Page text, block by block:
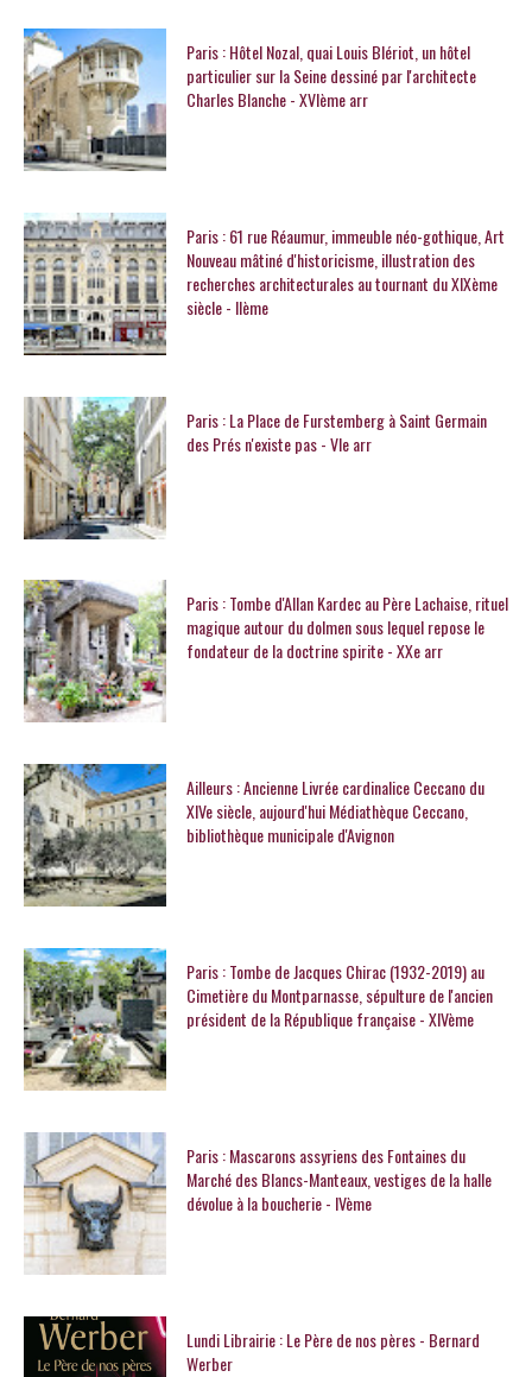
Paris : Hôtel Nozal, quai Louis Blériot, un hôtel
particulier sur la Seine dessiné par l'architecte
Charles Blanche - XVIème arr
Paris : 61 rue Réaumur, immeuble néo-gothique, Art
Nouveau mâtiné d'historicisme, illustration des
recherches architecturales au tournant du XIXème
siècle - IIème
Paris : La Place de Furstemberg à Saint Germain
des Prés n'existe pas - VIe arr
Paris : Tombe d'Allan Kardec au Père Lachaise, rituel
magique autour du dolmen sous lequel repose le
fondateur de la doctrine spirite - XXe arr
Ailleurs : Ancienne Livrée cardinalice Ceccano du
XIVe siècle, aujourd'hui Médiathèque Ceccano,
bibliothèque municipale d'Avignon
Paris : Tombe de Jacques Chirac (1932-2019) au
Cimetière du Montparnasse, sépulture de l'ancien
président de la République française - XIVème
Paris : Mascarons assyriens des Fontaines du
Marché des Blancs-Manteaux, vestiges de la halle
dévolue à la boucherie - IVème
Lundi Librairie : Le Père de nos pères - Bernard
Werber